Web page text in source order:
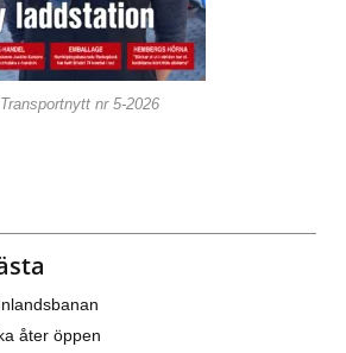
Transportnytt nr 5-2026
åter öppen